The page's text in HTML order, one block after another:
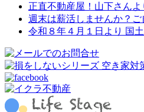
正直不動産屋！山下さんよ
週末は薪活しませんか？ご
令和８年４月１日より 国